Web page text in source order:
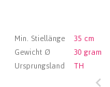
Min. Stiellänge
35 cm
Gewicht Ø
30 gram
Ursprungsland
TH